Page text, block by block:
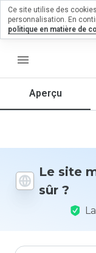
menu
Aperçu
Le site
sûr ?
un
sur
Quelle
donneriez-
Ce site utilise des
personnalisation. En
politique en matière de